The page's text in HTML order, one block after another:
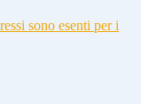
sono esenti per i